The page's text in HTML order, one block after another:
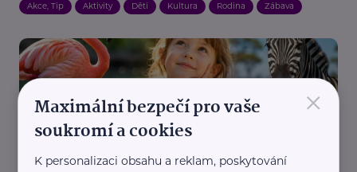
Akce, Tip Aktivity Děti Kultura Rodina Zábava
Redakce eMaminy.cz
×
Maximální bezpečí pro vaše
soukromí a cookies
K personalizaci obsahu a reklam, poskytování